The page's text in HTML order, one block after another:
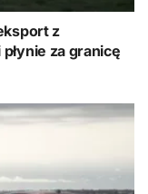
z
za granicę